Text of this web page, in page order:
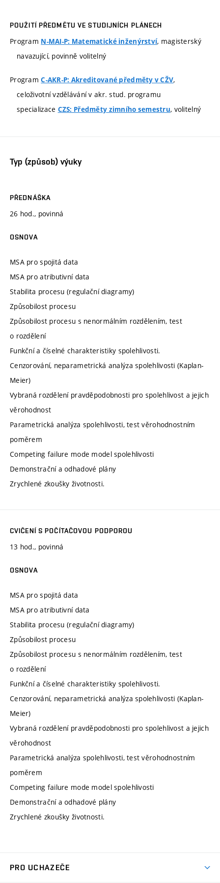
POUŽITÍ PŘEDMĚTU VE STUDIJNÍCH PLÁNECH
Program N-MAI-P: Matematické inženýrství, magisterský
navazující, povinně volitelný
ProgramC-AKR-P: Akreditované předměty v CŽV,
celoživotní vzdělávání v akr. stud. programu
specializace CZS: Předměty zimního semestru, volitelný
Typ (způsob) výuky
PŘEDNÁŠKA
26 hod., povinná
OSNOVA
MSA pro spojitá data
MSA pro atributivní data
Stabilita procesu (regulační diagramy)
Způsobilost procesu
Způsobilost procesu s nenormálním rozdělením, test
o rozdělení
Funkční a číselné charakteristiky spolehlivosti.
Cenzorování, neparametrická analýza spolehlivosti (Kaplan-
Meier)
Vybraná rozdělení pravděpodobnosti pro spolehlivost a jejich
věrohodnost
Parametrická analýza spolehlivosti, test věrohodnostním
poměrem
Competing failure mode model spolehlivosti
Demonstrační a odhadové plány
Zrychlené zkoušky životnosti.
CVIČENÍ S POČÍTAČOVOU PODPOROU
13 hod., povinná
OSNOVA
MSA pro spojitá data
MSA pro atributivní data
Stabilita procesu (regulační diagramy)
Způsobilost procesu
Způsobilost procesu s nenormálním rozdělením, test
o rozdělení
Funkční a číselné charakteristiky spolehlivosti.
Cenzorování, neparametrická analýza spolehlivosti (Kaplan-
Meier)
Vybraná rozdělení pravděpodobnosti pro spolehlivost a jejich
věrohodnost
Parametrická analýza spolehlivosti, test věrohodnostním
poměrem
Competing failure mode model spolehlivosti
Demonstrační a odhadové plány
Zrychlené zkoušky životnosti.
PRO UCHAZEČE